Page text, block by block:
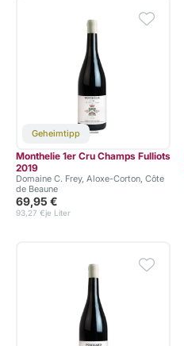
Geheimtipp
Monthelie 1er Cru Champs Fulliots
2019
Domaine C. Frey, Aloxe-Corton, Côte
de Beaune
69,95 €
je Liter
93,27 €